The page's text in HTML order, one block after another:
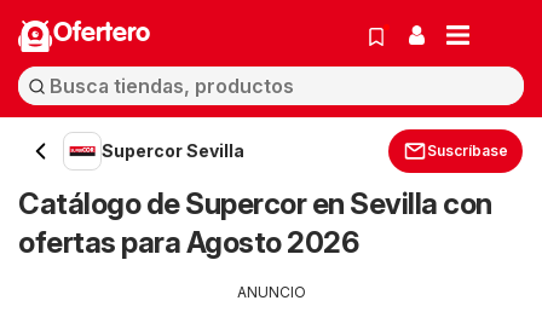
Ofertero
Supercor Sevilla Suscríbase
Catálogo de Supercor en Sevilla con
ofertas para Agosto 2026
ANUNCIO